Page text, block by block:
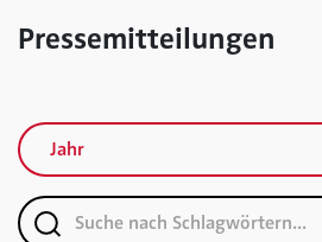
Pressemitteilungen
Jahr